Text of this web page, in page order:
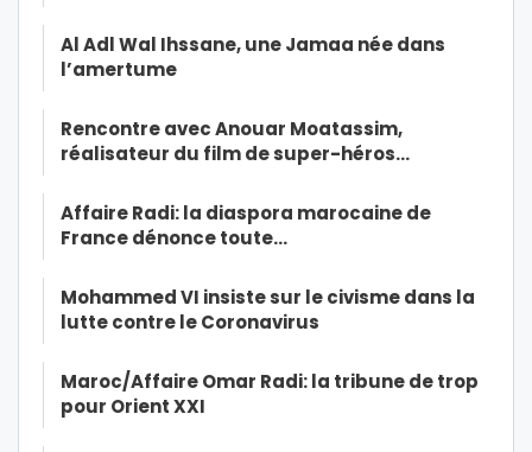
Al Adl Wal Ihssane, une Jamaa née dans
l’amertume
Rencontre avec Anouar Moatassim,
réalisateur du film de super-héros…
Affaire Radi: la diaspora marocaine de
France dénonce toute…
Mohammed VI insiste sur le civisme dans la
lutte contre le Coronavirus
Maroc/Affaire Omar Radi: la tribune de trop
pour Orient XXI